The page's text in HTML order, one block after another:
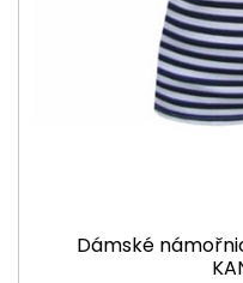
Dámské